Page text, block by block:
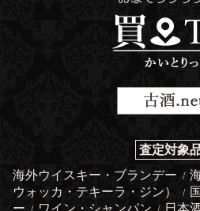
査定対象
海外ウイスキー・ブランデー /
ウォッカ・テキーラ・ジン）
/